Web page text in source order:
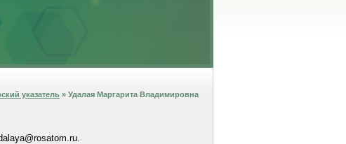
указатель » Удалая Маргарита Владимировна